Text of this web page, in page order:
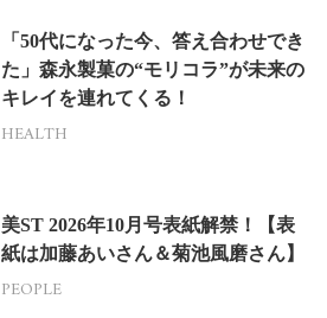
「50代になった今、答え合わせでき
た」森永製菓の“モリコラ”が未来の
キレイを連れてくる！
HEALTH
美ST 2026年10月号表紙解禁！【表
紙は加藤あいさん＆菊池風磨さん】
PEOPLE